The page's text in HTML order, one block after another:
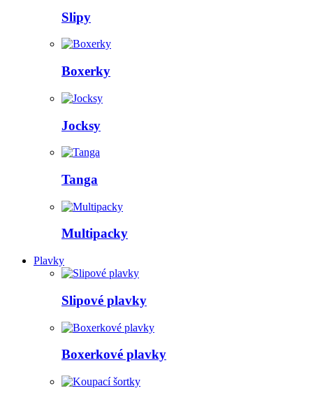
Slipy
Boxerky
Jocksy
Tanga
Multipacky
Plavky
Slipové plavky
Boxerkové plavky